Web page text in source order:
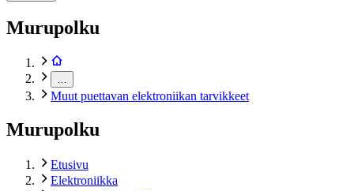
Murupolku
Muut puettavan elektroniikan tarvikkeet
Murupolku
Etusivu
Elektroniikka